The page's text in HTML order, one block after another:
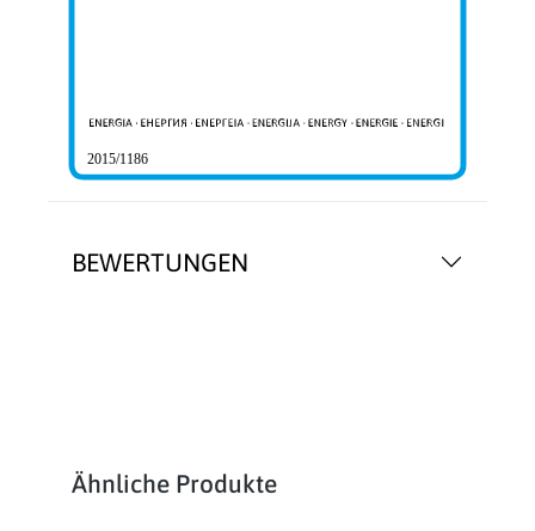
BEWERTUNGEN
2015/1186
Produktgalerie überspringen
Ähnliche Produkte